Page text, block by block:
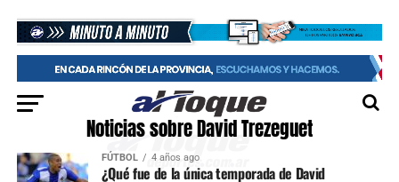
Noticias sobre David Trezeguet
FÚTBOL 4 años ago
¿Qué fue de la única temporada de David